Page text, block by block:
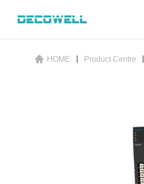
HOME Product Centre